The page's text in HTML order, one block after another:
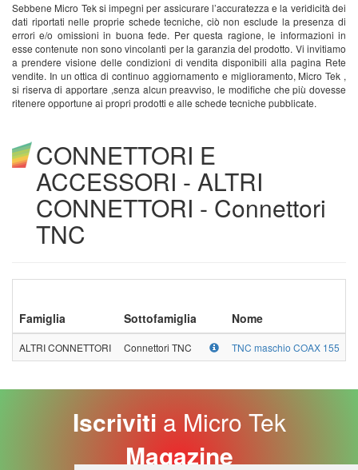
Sebbene Micro Tek si impegni per assicurare l’accuratezza e la veridicità dei
dati riportati nelle proprie schede tecniche, ciò non esclude la presenza di
errori e/o omissioni in buona fede. Per questa ragione, le informazioni in
esse contenute non sono vincolanti per la garanzia del prodotto. Vi invitiamo
a prendere visione delle condizioni di vendita disponibili alla pagina Rete
vendite. In un ottica di continuo aggiornamento e miglioramento, Micro Tek ,
si riserva di apportare ,senza alcun preavviso, le modifiche che più dovesse
ritenere opportune ai propri prodotti e alle schede tecniche pubblicate.
CONNETTORI E
ACCESSORI - ALTRI
CONNETTORI - Connettori
TNC
Famiglia Sottofamiglia Nome
ALTRI CONNETTORI Connettori TNC TNC maschio COAX 155
Iscriviti a Micro Tek
Magazine